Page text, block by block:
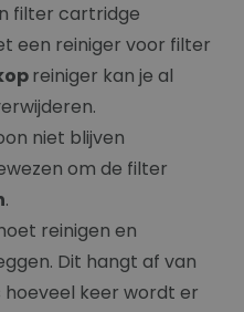
filter cartridge
een reiniger voor filter
reiniger kan je al
niet blijven
om de filter
.
reinigen en
Dit hangt af van
keer wordt er